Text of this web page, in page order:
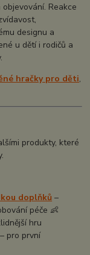
Reakce
designu a
u dětí i rodičů a
hračky pro děti,
produkty, které
doplňků –
péče 👶
hru
pro první